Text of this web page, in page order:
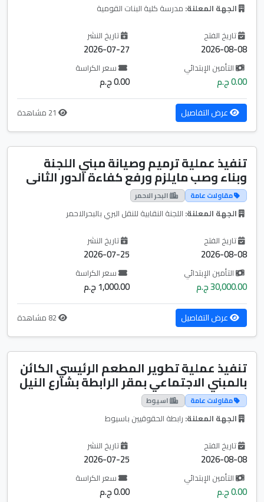
الجهة المعلنة: مدرسة كلية البنات القومية
تاريخ الفتح
2026-08-08
تاريخ النشر
2026-07-27
التأمين الإبتدائي
0.00 ج.م
سعر الكراسة
0.00 ج.م
عرض التفاصيل
تنفيذ عملية ترميم وصيانة مبني اللجنة
وبناء وصب مايلزم ورفع كفاءة الدور الثانى
مقاولات عامة البحر الاحمر
الجهة المعلنة: اللجنة النقابية للنقل البري بالبحرالاحمر
تاريخ الفتح
2026-08-08
تاريخ النشر
2026-07-25
التأمين الإبتدائي
30,000.00 ج.م
سعر الكراسة
1,000.00 ج.م
عرض التفاصيل
تنفيذ عملية تطوير المطعم الرئيسي الكائن
بالمبني الاجتماعي بمقر الرابطة بشارع النيل
مقاولات عامة اسيوط
الجهة المعلنة: رابطة الحقوقيين باسيوط
تاريخ الفتح
2026-08-08
تاريخ النشر
2026-07-25
التأمين الإبتدائي
0.00 ج.م
سعر الكراسة
0.00 ج.م